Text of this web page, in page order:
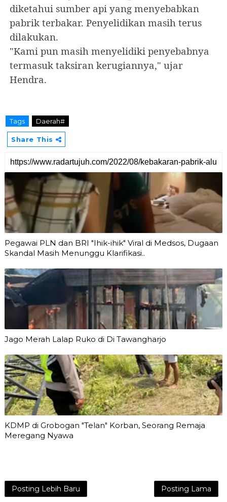
diketahui sumber api yang menyebabkan
pabrik terbakar. Penyelidikan masih terus
dilakukan.
"Kami pun masih menyelidiki penyebabnya
termasuk taksiran kerugiannya," ujar
Hendra.
Tags Daerah#
Share This
Pegawai PLN dan BRI "Ihik-ihik" Viral di Medsos, Dugaan
Skandal Masih Menunggu Klarifikasi..
Jago Merah Lalap Ruko di Di Tawangharjo
KDMP di Grobogan "Telan" Korban, Seorang Remaja
Meregang Nyawa
Posting Lebih Baru Posting Lama